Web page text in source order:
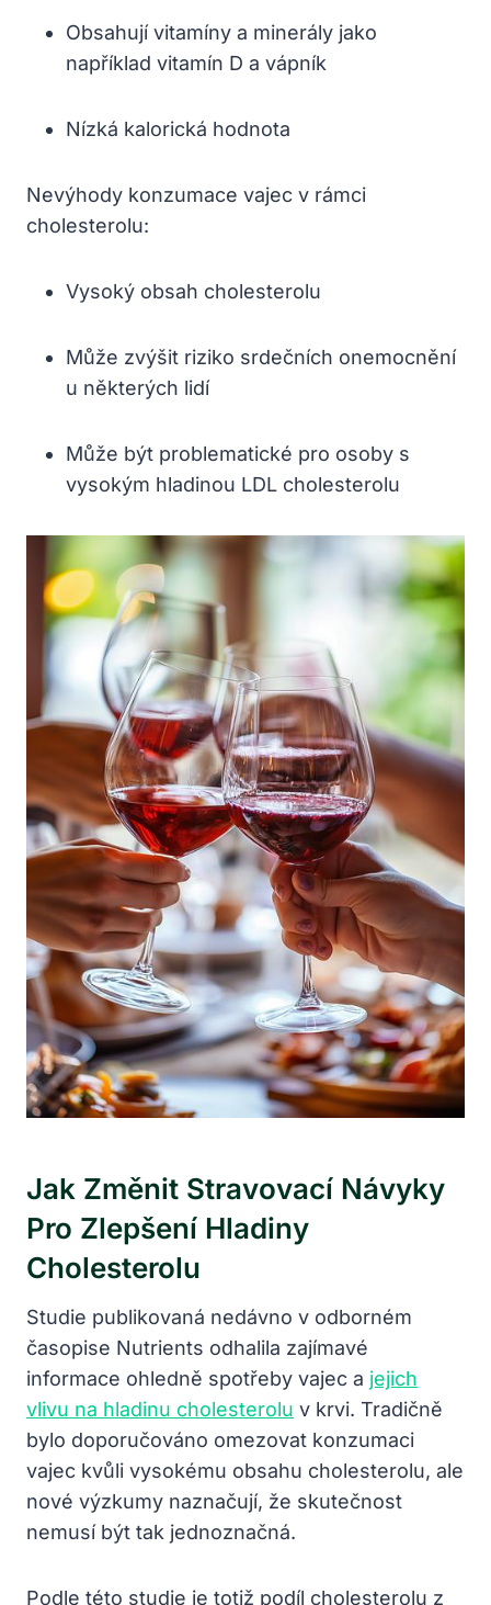
Obsahují vitamíny a minerály jako
například vitamín D a vápník
Nízká kalorická hodnota
Nevýhody konzumace vajec v rámci
cholesterolu:
Vysoký obsah cholesterolu
Může zvýšit riziko srdečních onemocnění
u některých lidí
Může být problematické pro osoby s
vysokým hladinou LDL cholesterolu
Jak Změnit Stravovací Návyky
Pro Zlepšení Hladiny
Cholesterolu
Studie publikovaná nedávno v odborném
časopise Nutrients odhalila zajímavé
informace ohledně spotřeby vajec a jejich
vlivu na hladinu cholesterolu v krvi. Tradičně
bylo doporučováno omezovat konzumaci
vajec kvůli vysokému obsahu cholesterolu, ale
nové výzkumy naznačují, že skutečnost
nemusí být tak jednoznačná.
Podle této studie je totiž podíl cholesterolu z